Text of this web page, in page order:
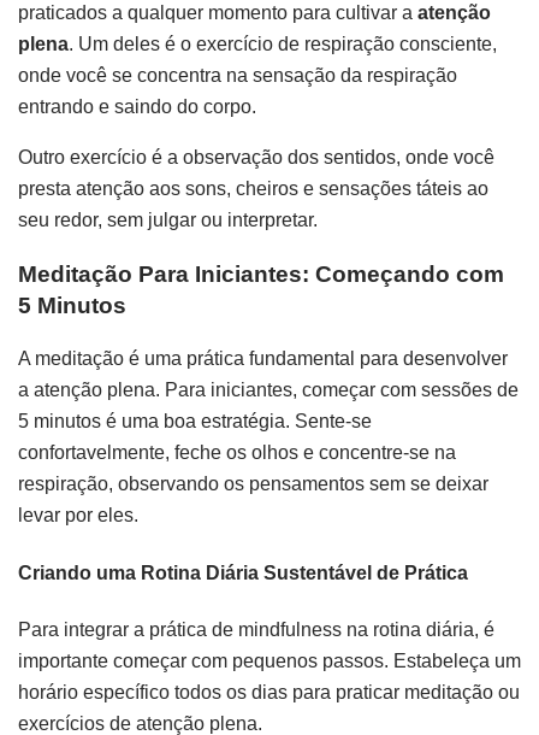
praticados a qualquer momento para cultivar a atenção
plena. Um deles é o exercício de respiração consciente,
onde você se concentra na sensação da respiração
entrando e saindo do corpo.
Outro exercício é a observação dos sentidos, onde você
presta atenção aos sons, cheiros e sensações táteis ao
seu redor, sem julgar ou interpretar.
Meditação Para Iniciantes: Começando com
5 Minutos
A meditação é uma prática fundamental para desenvolver
a atenção plena. Para iniciantes, começar com sessões de
5 minutos é uma boa estratégia. Sente-se
confortavelmente, feche os olhos e concentre-se na
respiração, observando os pensamentos sem se deixar
levar por eles.
Criando uma Rotina Diária Sustentável de Prática
Para integrar a prática de mindfulness na rotina diária, é
importante começar com pequenos passos. Estabeleça um
horário específico todos os dias para praticar meditação ou
exercícios de atenção plena.